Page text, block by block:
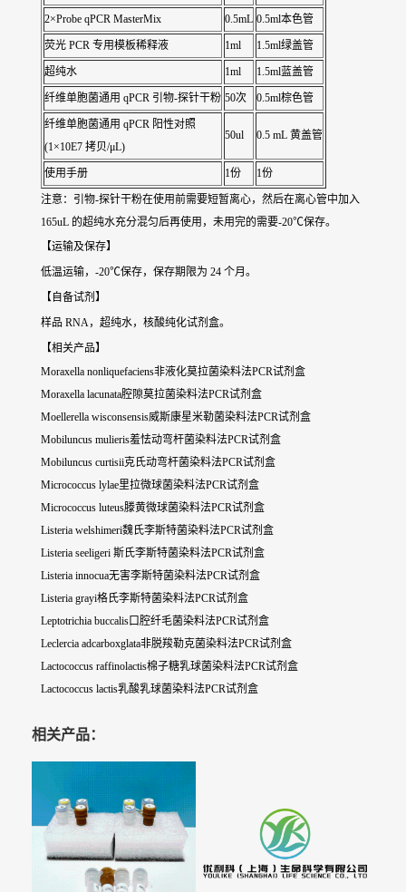
2×Probe qPCR MasterMix 0.5mL 0.5ml本色管
荧光 PCR 专用模板稀释液 1ml 1.5ml绿盖管
超纯水 1ml 1.5ml蓝盖管
纤维单胞菌通用 qPCR 引物-探针干粉 50次 0.5ml棕色管
纤维单胞菌通用 qPCR 阳性对照
(1×10E7 拷贝/μL)
50ul 0.5 mL 黄盖管
使用手册 1份 1份
注意：引物-探针干粉在使用前需要短暂离心，然后在离心管中加入
165uL 的超纯水充分混匀后再使用，未用完的需要-20℃保存。
【运输及保存】
低温运输，-20℃保存，保存期限为 24 个月。
【自备试剂】
样品 RNA，超纯水，核酸纯化试剂盒。
【相关产品】
Moraxella nonliquefaciens非液化莫拉菌染料法PCR试剂盒
Moraxella lacunata腔隙莫拉菌染料法PCR试剂盒
Moellerella wisconsensis威斯康星米勒菌染料法PCR试剂盒
Mobiluncus mulieris羞怯动弯杆菌染料法PCR试剂盒
Mobiluncus curtisii克氏动弯杆菌染料法PCR试剂盒
Micrococcus lylae里拉微球菌染料法PCR试剂盒
Micrococcus luteus滕黄微球菌染料法PCR试剂盒
Listeria welshimeri魏氏李斯特菌染料法PCR试剂盒
Listeria seeligeri 斯氏李斯特菌染料法PCR试剂盒
Listeria innocua无害李斯特菌染料法PCR试剂盒
Listeria grayi格氏李斯特菌染料法PCR试剂盒
Leptotrichia buccalis口腔纤毛菌染料法PCR试剂盒
Leclercia adcarboxglata非脱羧勒克菌染料法PCR试剂盒
Lactococcus raffinolactis棉子糖乳球菌染料法PCR试剂盒
Lactococcus lactis乳酸乳球菌染料法PCR试剂盒
相关产品：